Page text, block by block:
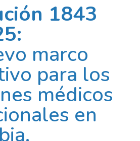
1843
marco
para los
médicos
en